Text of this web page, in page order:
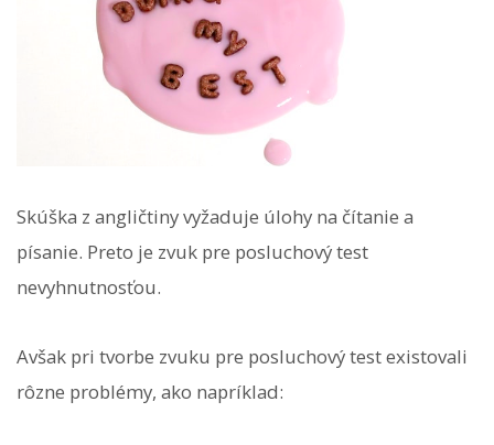
Skúška z angličtiny vyžaduje úlohy na čítanie a
písanie. Preto je zvuk pre posluchový test
nevyhnutnosťou.
Avšak pri tvorbe zvuku pre posluchový test existovali
rôzne problémy, ako napríklad: